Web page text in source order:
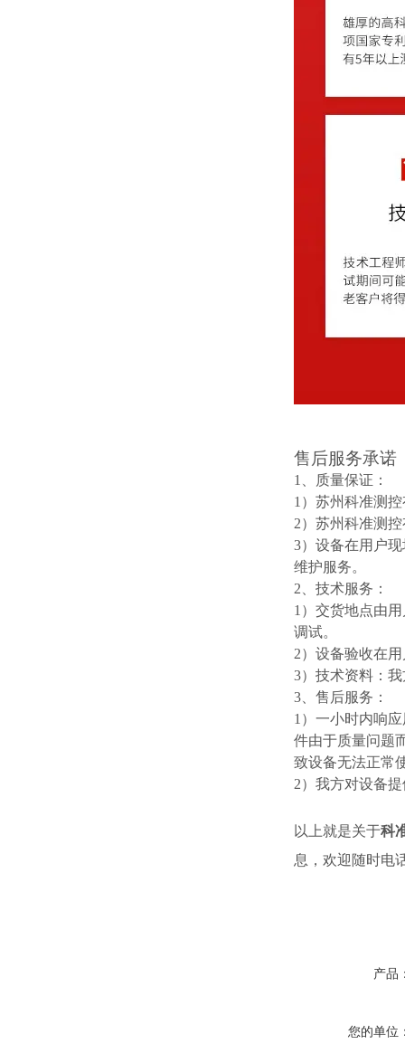
售后服务承诺
1、质量保证：
1）苏州科准测
2）苏州科准测
3）设备在用户
维护服务。
2、技术服务：
1）交货地点由
调试。
2）设备验收在
3）技术资料：
3、售后服务：
1）一小时内响
件由于质量问题
致设备无法正常
2）我方对设备
以上就是关于科
息，欢迎随时电
产品
您的单位